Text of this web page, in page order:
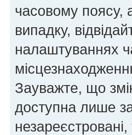
часовому поясу,
випадку,
налаштуваннях
Зауважте, що
доступна лише